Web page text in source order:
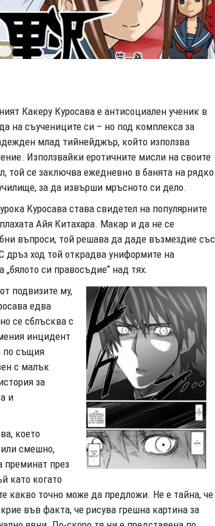
Какеру Куросава е антисоциален ученик в
на съучениците си – но под комплекса за
млад тийнейджър, който използва
Използвайки еротичните мисли на своите
той се заключва ежедневно в банята на рядко
за да извърши мръсното си дело.
Куросава става свидетел на популярните
Айя Китахара. Макар и да не се
въпроси, той решава да даде възмездие със
дръз ход той открадва униформите на
„бялото си правосъдие“ над тях.
подвизите му,
едва
се сблъсква с
инцидент
по същия
с малък
за
и
което
смешно,
преминат през
като когато
какво точно може да предложи. Не е тайна, че
във факта, че рисува грешна картина за